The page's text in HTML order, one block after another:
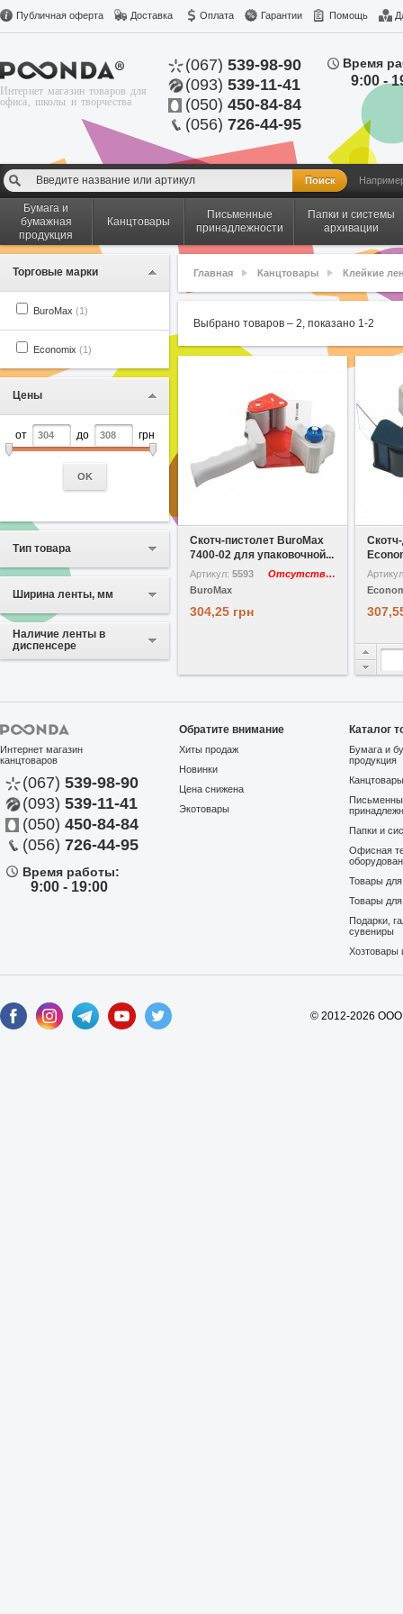
Публичная оферта Доставка Оплата Гарантии Помощь
Интернет магазин товаров для
офиса, школы и творчества
(067) 539-98-90
(093) 539-11-41
(050) 450-84-84
(056) 726-44-95
Время
9:00 -
Бумага и
бумажная
продукция
Канцтовары
Письменные
принадлежности
Папки и системы
архивации
Торговые марки
BuroMax (1)
Economix (1)
Цены
от до грн
OK
Тип товара
Ширина ленты, мм
Наличие ленты в
диспенсере
Главная Канцтовары Клейкие
Выбрано товаров – 2, показано 1-2
Скотч-пистолет BuroMax
7400-02 для упаковочной...
Артикул: 5593
Отсутствует
BuroMax
304,25 грн
Интернет магазин
канцтоваров
(067) 539-98-90
(093) 539-11-41
(050) 450-84-84
(056) 726-44-95
Время работы:
9:00 - 19:00
Обратите внимание
Хиты продаж
Новинки
Цена снижена
Экотовары
Каталог
Бумага и
продукция
Папки и
Офисная
Товары
Товары
Подарки,
сувениры
Хозтовары
© 2012-2026